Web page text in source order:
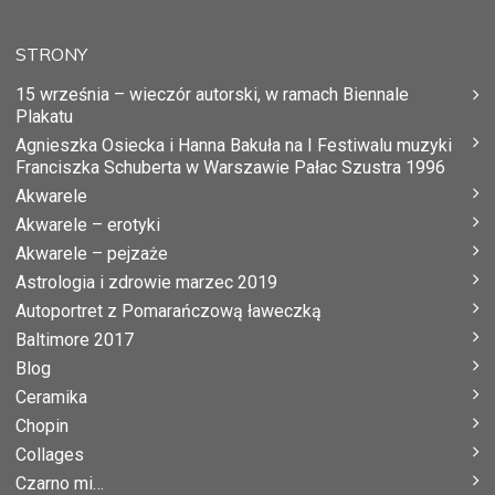
STRONY
15 września – wieczór autorski, w ramach Biennale
Plakatu
Agnieszka Osiecka i Hanna Bakuła na I Festiwalu muzyki
Franciszka Schuberta w Warszawie Pałac Szustra 1996
Akwarele
Akwarele – erotyki
Akwarele – pejzaże
Astrologia i zdrowie marzec 2019
Autoportret z Pomarańczową ławeczką
Baltimore 2017
Blog
Ceramika
Chopin
Collages
Czarno mi…